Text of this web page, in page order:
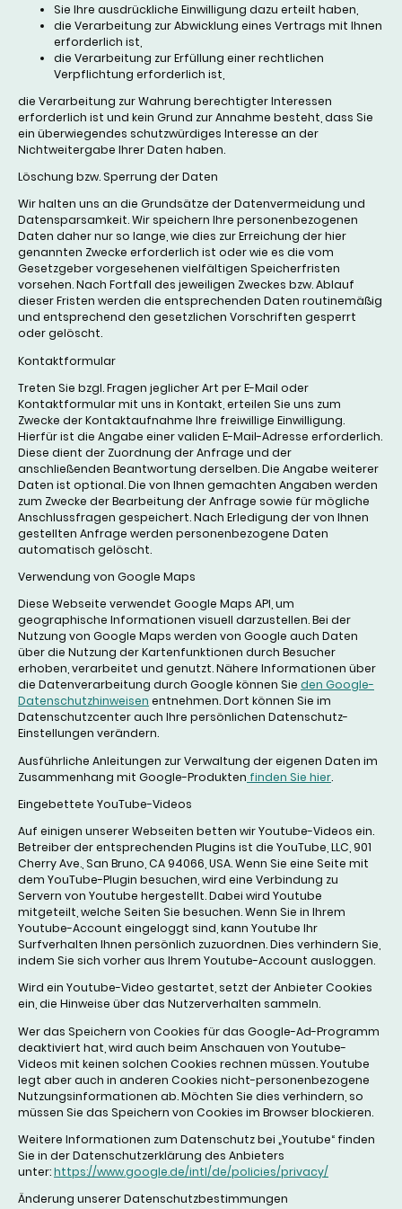
Sie Ihre ausdrückliche Einwilligung dazu erteilt haben,
die Verarbeitung zur Abwicklung eines Vertrags mit Ihnen
erforderlich ist,
die Verarbeitung zur Erfüllung einer rechtlichen
Verpflichtung erforderlich ist,
die Verarbeitung zur Wahrung berechtigter Interessen
erforderlich ist und kein Grund zur Annahme besteht, dass Sie
ein überwiegendes schutzwürdiges Interesse an der
Nichtweitergabe Ihrer Daten haben.
Löschung bzw. Sperrung der Daten
Wir halten uns an die Grundsätze der Datenvermeidung und
Datensparsamkeit. Wir speichern Ihre personenbezogenen
Daten daher nur so lange, wie dies zur Erreichung der hier
genannten Zwecke erforderlich ist oder wie es die vom
Gesetzgeber vorgesehenen vielfältigen Speicherfristen
vorsehen. Nach Fortfall des jeweiligen Zweckes bzw. Ablauf
dieser Fristen werden die entsprechenden Daten routinemäßig
und entsprechend den gesetzlichen Vorschriften gesperrt
oder gelöscht.
Kontaktformular
Treten Sie bzgl. Fragen jeglicher Art per E-Mail oder
Kontaktformular mit uns in Kontakt, erteilen Sie uns zum
Zwecke der Kontaktaufnahme Ihre freiwillige Einwilligung.
Hierfür ist die Angabe einer validen E-Mail-Adresse erforderlich.
Diese dient der Zuordnung der Anfrage und der
anschließenden Beantwortung derselben. Die Angabe weiterer
Daten ist optional. Die von Ihnen gemachten Angaben werden
zum Zwecke der Bearbeitung der Anfrage sowie für mögliche
Anschlussfragen gespeichert. Nach Erledigung der von Ihnen
gestellten Anfrage werden personenbezogene Daten
automatisch gelöscht.
Verwendung von Google Maps
Diese Webseite verwendet Google Maps API, um
geographische Informationen visuell darzustellen. Bei der
Nutzung von Google Maps werden von Google auch Daten
über die Nutzung der Kartenfunktionen durch Besucher
erhoben, verarbeitet und genutzt. Nähere Informationen über
die Datenverarbeitung durch Google können Sie den Google-
Datenschutzhinweisen entnehmen. Dort können Sie im
Datenschutzcenter auch Ihre persönlichen Datenschutz-
Einstellungen verändern.
Ausführliche Anleitungen zur Verwaltung der eigenen Daten im
Zusammenhang mit Google-Produkten finden Sie hier.
Eingebettete YouTube-Videos
Auf einigen unserer Webseiten betten wir Youtube-Videos ein.
Betreiber der entsprechenden Plugins ist die YouTube, LLC, 901
Cherry Ave., San Bruno, CA 94066, USA. Wenn Sie eine Seite mit
dem YouTube-Plugin besuchen, wird eine Verbindung zu
Servern von Youtube hergestellt. Dabei wird Youtube
mitgeteilt, welche Seiten Sie besuchen. Wenn Sie in Ihrem
Youtube-Account eingeloggt sind, kann Youtube Ihr
Surfverhalten Ihnen persönlich zuzuordnen. Dies verhindern Sie,
indem Sie sich vorher aus Ihrem Youtube-Account ausloggen.
Wird ein Youtube-Video gestartet, setzt der Anbieter Cookies
ein, die Hinweise über das Nutzerverhalten sammeln.
Wer das Speichern von Cookies für das Google-Ad-Programm
deaktiviert hat, wird auch beim Anschauen von Youtube-
Videos mit keinen solchen Cookies rechnen müssen. Youtube
legt aber auch in anderen Cookies nicht-personenbezogene
Nutzungsinformationen ab. Möchten Sie dies verhindern, so
müssen Sie das Speichern von Cookies im Browser blockieren.
Weitere Informationen zum Datenschutz bei „Youtube“ finden
Sie in der Datenschutzerklärung des Anbieters
unter:https://www.google.de/intl/de/policies/privacy/
Änderung unserer Datenschutzbestimmungen